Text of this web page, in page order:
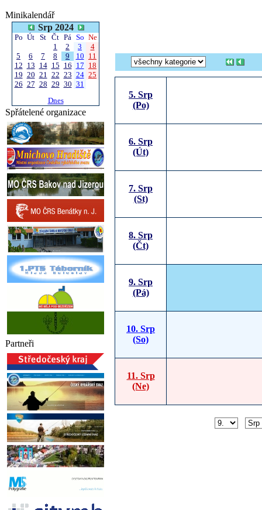
Minikalendář
Srp 2024
Po Út St Čt Pá So Ne
1
2 3
4
5
6 7 8 9 10 11
12 13 14 15 16 17 18
19 20 21 22 23 24 25
26 27 28 29 30 31
Dnes
Spřátelené organizace
Partneři
5. Srp
(Po)
6. Srp
(Út)
7. Srp
(St)
8. Srp
(Čt)
9. Srp
(Pá)
10. Srp
(So)
11. Srp
(Ne)